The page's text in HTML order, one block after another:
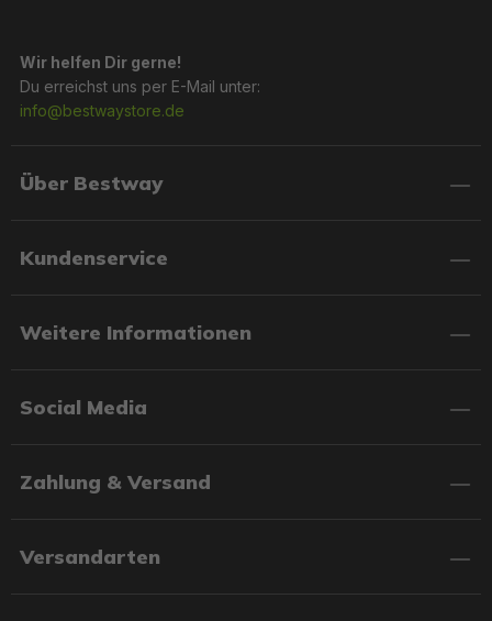
Wir helfen Dir gerne!
Du erreichst uns per E-Mail unter:
info@bestwaystore.de
Über Bestway
Kundenservice
Weitere Informationen
Social Media
Zahlung & Versand
Versandarten